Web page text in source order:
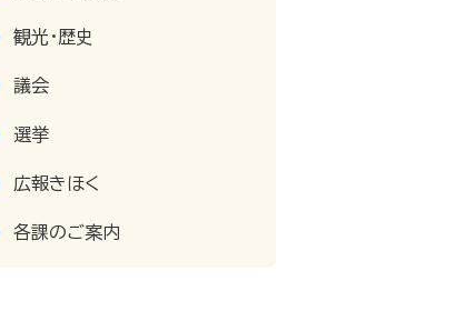
観光・歴史
議会
選挙
広報きほく
各課のご案内